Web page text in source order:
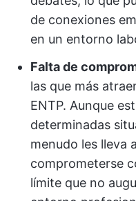
de conexiones
en un entorno
Falta de
las que más
ENTP. Aunque
determinadas
menudo les lleva
comprometerse
límite que no